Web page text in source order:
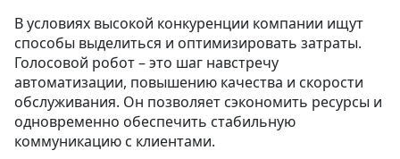
В условиях высокой конкуренции компании ищут
способы выделиться и оптимизировать затраты.
Голосовой робот – это шаг навстречу
автоматизации, повышению качества и скорости
обслуживания. Он позволяет сэкономить ресурсы и
одновременно обеспечить стабильную
коммуникацию с клиентами.